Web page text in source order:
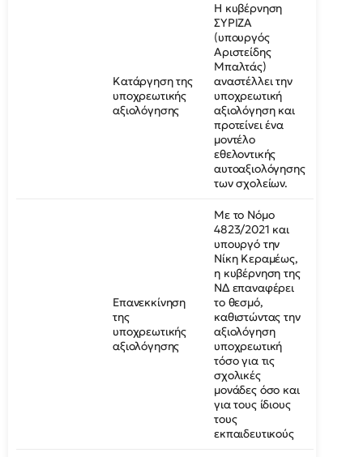
Κατάργηση της
υποχρεωτικής
αξιολόγησης
Η κυβέρνηση
ΣΥΡΙΖΑ
(υπουργός
Αριστείδης
Μπαλτάς)
αναστέλλει την
υποχρεωτική
αξιολόγηση και
προτείνει ένα
μοντέλο
εθελοντικής
αυτοαξιολόγησης
των σχολείων.
Επανεκκίνηση
της
υποχρεωτικής
αξιολόγησης
Με το Νόμο
4823/2021 και
υπουργό την
Νίκη Κεραμέως,
η κυβέρνηση της
ΝΔ επαναφέρει
το θεσμό,
καθιστώντας την
αξιολόγηση
υποχρεωτική
τόσο για τις
σχολικές
μονάδες όσο και
για τους ίδιους
τους
εκπαιδευτικούς